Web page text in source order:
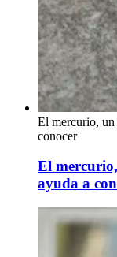
El mercurio, un
conocer
El
ayuda a